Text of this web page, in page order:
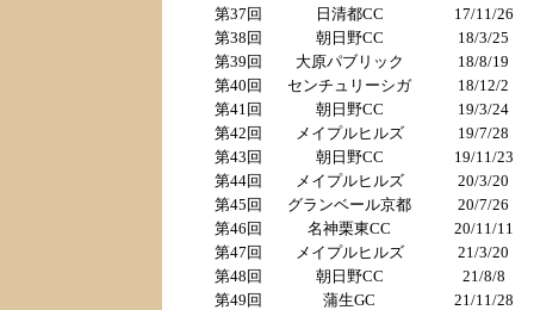
第37回
日清都CC
17/11/26
第38回
朝日野CC
18/3/25
第39回
大原パブリック
18/8/19
第40回
センチュリーシガ
18/12/2
第41回
朝日野CC
19/3/24
第42回
メイプルヒルズ
19/7/28
第43回
朝日野CC
19/11/23
第44回
メイプルヒルズ
20/3/20
第45回
グランベール京都
20/7/26
第46回
名神栗東CC
20/11/11
第47回
メイプルヒルズ
21/3/20
第48回
朝日野CC
21/8/8
第49回
蒲生GC
21/11/28